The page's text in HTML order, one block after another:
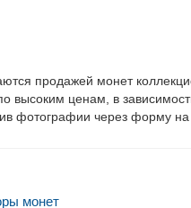
продажей монет
ценам, в
фотографии через форму на
монет